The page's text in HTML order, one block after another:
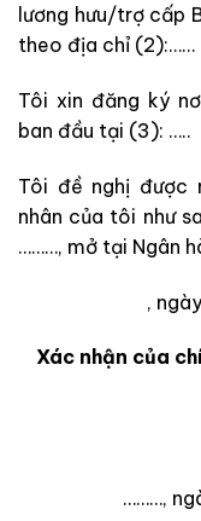
lương hưu/trợ cấp
theo địa chỉ (2):……
Tôi xin đăng ký
ban đầu tại (3): …..
Tôi đề nghị được
nhân của tôi như
………, mở tại Ngân
,
Xác nhận của
………,